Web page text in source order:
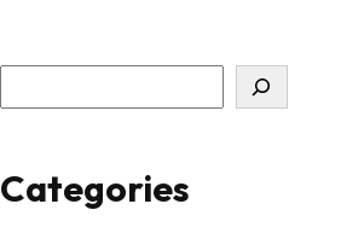
c
Categories